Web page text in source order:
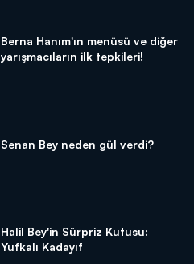
Berna Hanım'ın menüsü ve diğer
yarışmacıların ilk tepkileri!
Senan Bey neden gül verdi?
Halil Bey'in Sürpriz Kutusu:
Yufkalı Kadayıf